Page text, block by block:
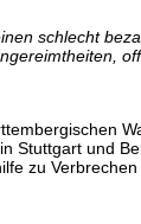
schlecht
Stuttgart und
zu